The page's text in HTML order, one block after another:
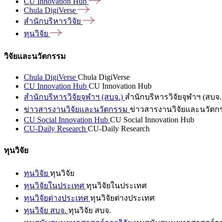
Chula DigiVerse
สำนักบริหารวิจัย
ทุนวิจัย
วิจัยและนวัตกรรม
Chula DigiVerse Chula DigiVerse
CU Innovation Hub CU Innovation Hub
สำนักบริหารวิจัยจุฬาฯ (สบจ.) สำนักบริหารวิจัยจุฬาฯ (สบจ
ข่าวสารงานวิจัยและนวัตกรรม ข่าวสารงานวิจัยและนวัตก
CU Social Innovation Hub CU Social Innovation Hub
CU-Daily Research CU-Daily Research
ทุนวิจัย
ทุนวิจัย ทุนวิจัย
ทุนวิจัยในประเทศ ทุนวิจัยในประเทศ
ทุนวิจัยต่างประเทศ ทุนวิจัยต่างประเทศ
ทุนวิจัย สบจ. ทุนวิจัย สบจ.